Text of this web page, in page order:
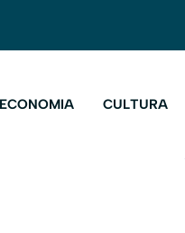
ECONOMIA CULTURA